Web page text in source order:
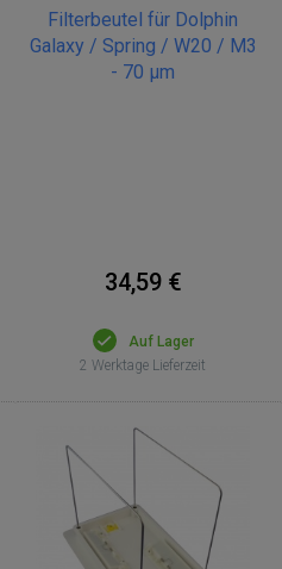
Filterbeutel für Dolphin
Galaxy / Spring / W20 / M3
- 70 µm
34,59 €
Auf Lager
2 Werktage Lieferzeit